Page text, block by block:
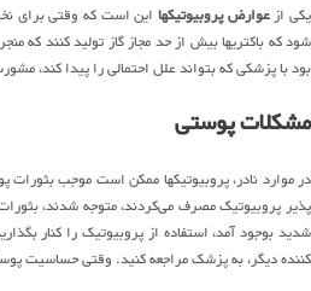
یکی ازعوارض پروبیوتیکهااین است که وقتی برای
شود که باکتریها بیش از حد مجاز گاز تولید کنند که
بود با پزشکی که بتواند علل احتمالی را پیدا کند،
مشکلات پوستی
پذیر پروبیوتیک مصرف می‌کردند، متوجه شدند،
شدید بوجود آمد، استفاده از پروبیوتیک را کنار
کننده دیگر، به پزشک مراجعه کنید. وقتی حساسیت